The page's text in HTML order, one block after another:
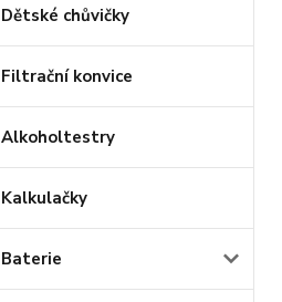
Dětské chůvičky
Filtrační konvice
Alkoholtestry
Kalkulačky
Baterie